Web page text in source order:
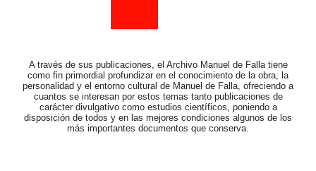
A través de sus publicaciones, el Archivo Manuel de Falla tiene
como fin primordial profundizar en el conocimiento de la obra, la
personalidad y el entorno cultural de Manuel de Falla, ofreciendo a
cuantos se interesan por estos temas tanto publicaciones de
carácter divulgativo como estudios científicos, poniendo a
disposición de todos y en las mejores condiciones algunos de los
más importantes documentos que conserva.